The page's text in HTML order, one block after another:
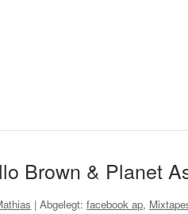
Brown & Planet
| Abgelegt:facebook ap,